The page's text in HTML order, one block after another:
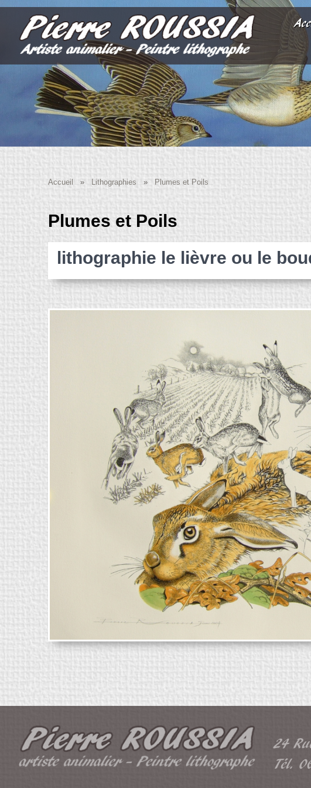
Accueil » Lithographies » Plumes et Poils
Plumes et Poils
lithographie le lièvre ou le
24
Tél.